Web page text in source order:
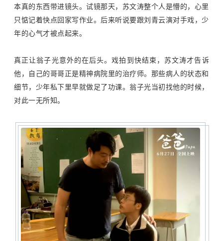
本真的东西带进镜头。试镜那天，苏文涛整个人是懵的，心里
只惦记着快点回家写作业。后来听说要跟刘青云演对手戏，少
年的心气才被点起来。
真正让翁子光意外的在后头。戏拍到快结束，苏文涛才告诉
他，自己的哥哥正是精神病院里的治疗师。那些病人的状态和
细节，少年私下里早就做足了功课。翁子光当初找他的时候，
对此一无所知。